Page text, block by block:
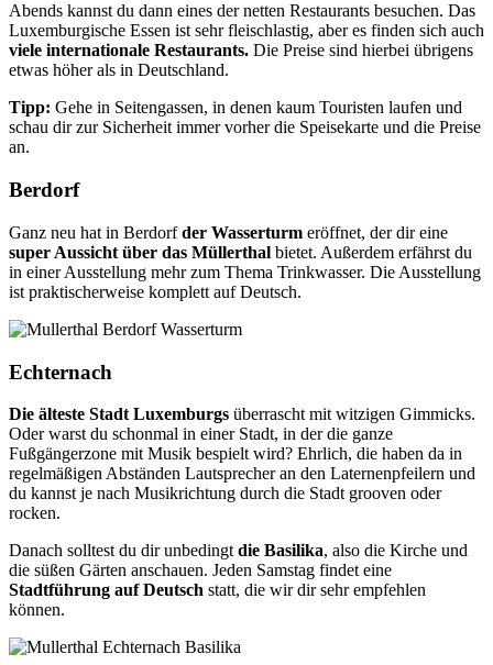
Abends kannst du dann eines der netten Restaurants besuchen. Das
Luxemburgische Essen ist sehr fleischlastig, aber es finden sich auch
viele internationale Restaurants. Die Preise sind hierbei übrigens
etwas höher als in Deutschland.
Tipp: Gehe in Seitengassen, in denen kaum Touristen laufen und
schau dir zur Sicherheit immer vorher die Speisekarte und die Preise
an.
Berdorf
Ganz neu hat in Berdorfder Wasserturm eröffnet, der dir eine
super Aussicht über das Müllerthal bietet. Außerdem erfährst du
in einer Ausstellung mehr zum Thema Trinkwasser. Die Ausstellung
ist praktischerweise komplett auf Deutsch.
Echternach
Die älteste Stadt Luxemburgs überrascht mit witzigen Gimmicks.
Oder warst du schonmal in einer Stadt, in der die ganze
Fußgängerzone mit Musik bespielt wird? Ehrlich, die haben da in
regelmäßigen Abständen Lautsprecher an den Laternenpfeilern und
du kannst je nach Musikrichtung durch die Stadt grooven oder
rocken.
Danach solltest du dir unbedingt die Basilika, also die Kirche und
die süßen Gärten anschauen. Jeden Samstag findet eine
Stadtführung auf Deutsch statt, die wir dir sehr empfehlen
können.